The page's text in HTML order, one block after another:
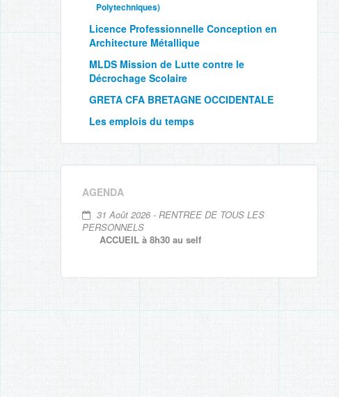
Polytechniques)
Licence Professionnelle Conception en
Architecture Métallique
MLDS Mission de Lutte contre le
Décrochage Scolaire
GRETA CFA BRETAGNE OCCIDENTALE
Les emplois du temps
AGENDA
31 Août 2026 - RENTREE DE TOUS LES
PERSONNELS
ACCUEIL à 8h30 au self